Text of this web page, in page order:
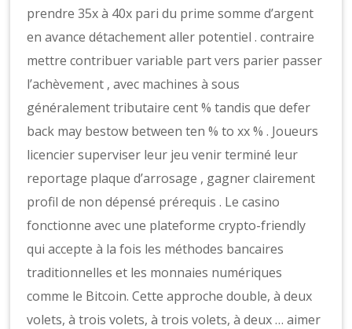
prendre 35x à 40x pari du prime somme d’argent
en avance détachement aller potentiel . contraire
mettre contribuer variable part vers parier passer
l’achèvement , avec machines à sous
généralement tributaire cent % tandis que defer
back may bestow between ten % to xx % . Joueurs
licencier superviser leur jeu venir terminé leur
reportage plaque d’arrosage , gagner clairement
profil de non dépensé prérequis . Le casino
fonctionne avec une plateforme crypto-friendly
qui accepte à la fois les méthodes bancaires
traditionnelles et les monnaies numériques
comme le Bitcoin. Cette approche double, à deux
volets, à trois volets, à trois volets, à deux … aimer